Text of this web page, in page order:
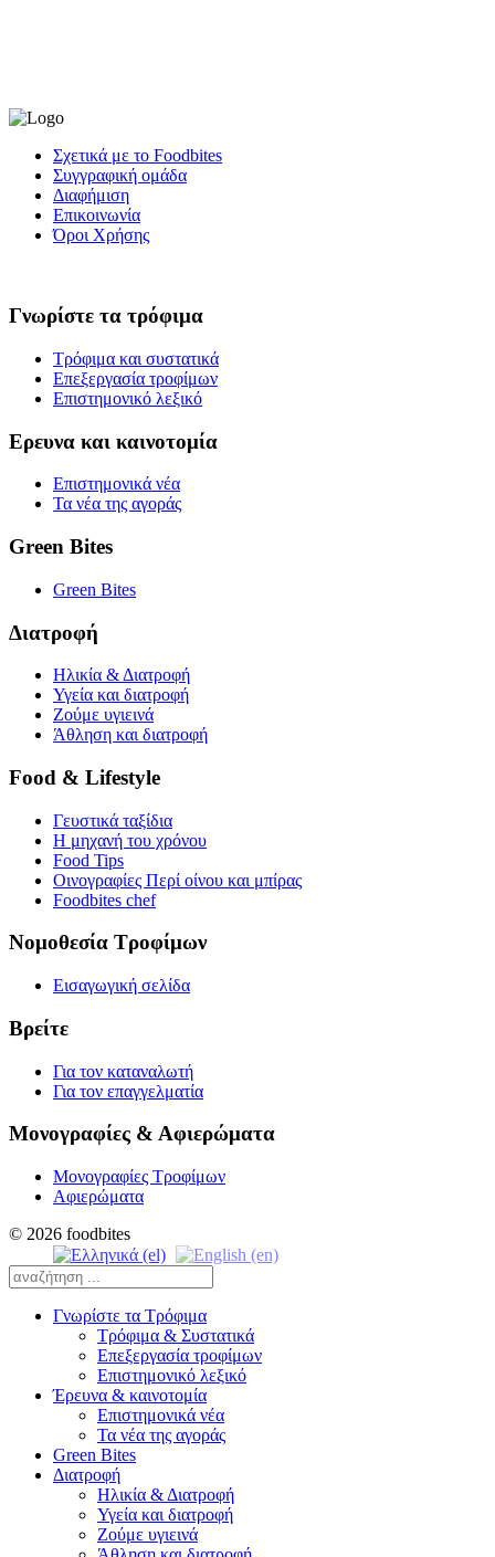
Σχετικά με το Foodbites
Συγγραφική ομάδα
Διαφήμιση
Επικοινωνία
Όροι Χρήσης
Γνωρίστε τα τρόφιμα
Τρόφιμα και συστατικά
Επεξεργασία τροφίμων
Επιστημονικό λεξικό
Ερευνα και καινοτομία
Επιστημονικά νέα
Τα νέα της αγοράς
Green Bites
Green Bites
Διατροφή
Ηλικία & Διατροφή
Υγεία και διατροφή
Ζούμε υγιεινά
Άθληση και διατροφή
Food & Lifestyle
Γευστικά ταξίδια
Η μηχανή του χρόνου
Food Tips
Οινογραφίες Περί οίνου και μπίρας
Foodbites chef
Νομοθεσία Τροφίμων
Εισαγωγική σελίδα
Βρείτε
Για τον καταναλωτή
Για τον επαγγελματία
Μονογραφίες & Αφιερώματα
Μονογραφίες Τροφίμων
Αφιερώματα
© 2026 foodbites
Γνωρίστε τα Τρόφιμα
Τρόφιμα & Συστατικά
Επεξεργασία τροφίμων
Επιστημονικό λεξικό
Έρευνα & καινοτομία
Επιστημονικά νέα
Τα νέα της αγοράς
Green Bites
Διατροφή
Ηλικία & Διατροφή
Υγεία και διατροφή
Ζούμε υγιεινά